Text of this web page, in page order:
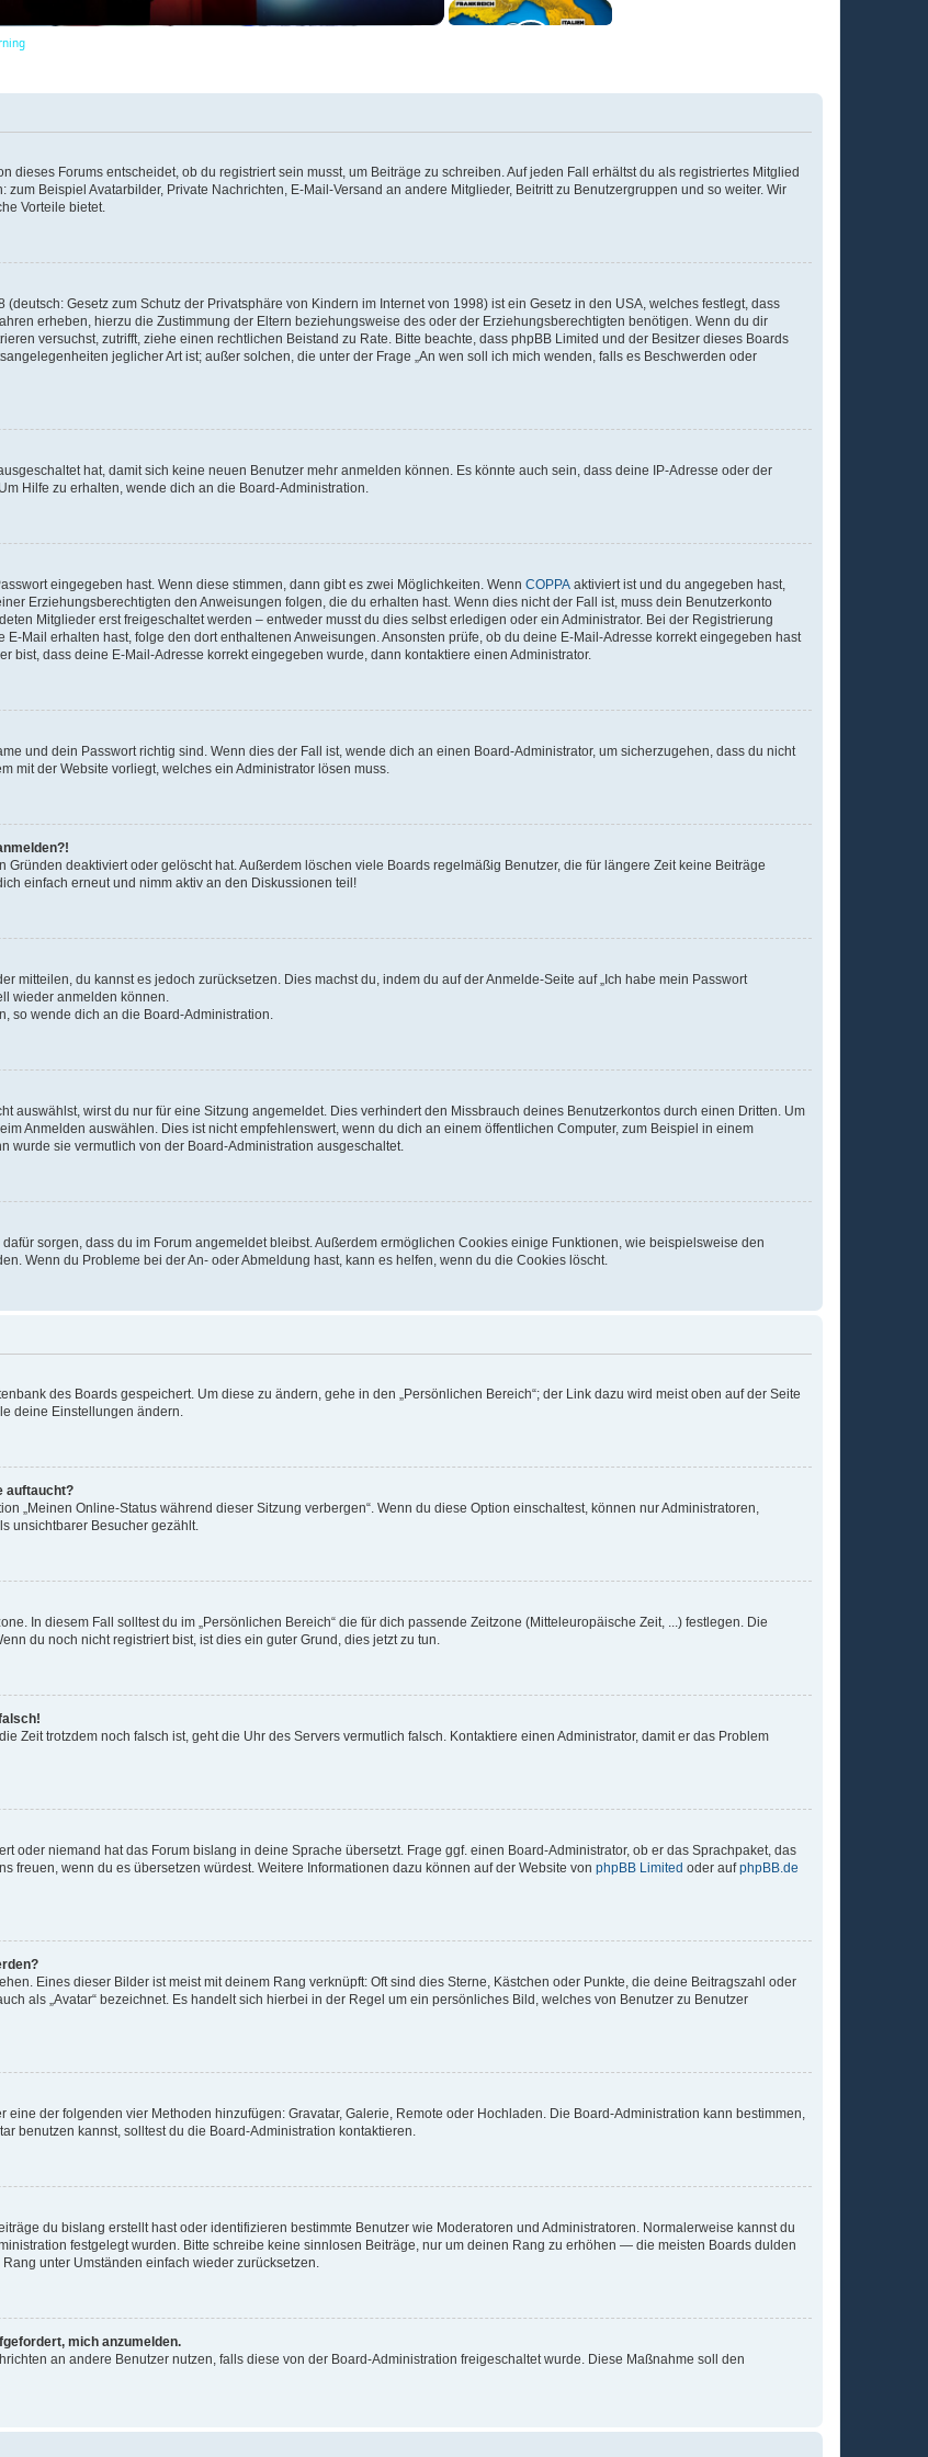
V
i
d
e
Forums entscheidet, ob du registriert sein musst, um Beiträge zu schreiben. Auf jeden Fall erhältst du als registriertes Mitglied
Beispiel Avatarbilder, Private Nachrichten, E-Mail-Versand an andere Mitglieder, Beitritt zu Benutzergruppen und so weiter. Wir
Vorteile bietet.
Gesetz zum Schutz der Privatsphäre von Kindern im Internet von 1998) ist ein Gesetz in den USA, welches festlegt, dass
erheben, hierzu die Zustimmung der Eltern beziehungsweise des oder der Erziehungsberechtigten benötigen. Wenn du dir
versuchst, zutrifft, ziehe einen rechtlichen Beistand zu Rate. Bitte beachte, dass phpBB Limited und der Besitzer dieses Boards
jeglicher Art ist; außer solchen, die unter der Frage „An wen soll ich mich wenden, falls es Beschwerden oder
hat, damit sich keine neuen Benutzer mehr anmelden können. Es könnte auch sein, dass deine IP-Adresse oder der
Hilfe zu erhalten, wende dich an die Board-Administration.
eingegeben hast. Wenn diese stimmen, dann gibt es zwei Möglichkeiten. Wenn COPPA aktiviert ist und du angegeben hast,
Erziehungsberechtigten den Anweisungen folgen, die du erhalten hast. Wenn dies nicht der Fall ist, muss dein Benutzerkonto
Mitglieder erst freigeschaltet werden – entweder musst du dies selbst erledigen oder ein Administrator. Bei der Registrierung
Mail erhalten hast, folge den dort enthaltenen Anweisungen. Ansonsten prüfe, ob du deine E-Mail-Adresse korrekt eingegeben hast
bist, dass deine E-Mail-Adresse korrekt eingegeben wurde, dann kontaktiere einen Administrator.
und dein Passwort richtig sind. Wenn dies der Fall ist, wende dich an einen Board-Administrator, um sicherzugehen, dass du nicht
mit der Website vorliegt, welches ein Administrator lösen muss.
deaktiviert oder gelöscht hat. Außerdem löschen viele Boards regelmäßig Benutzer, die für längere Zeit keine Beiträge
einfach erneut und nimm aktiv an den Diskussionen teil!
mitteilen, du kannst es jedoch zurücksetzen. Dies machst du, indem du auf der Anmelde-Seite auf „Ich habe mein Passwort
wieder anmelden können.
so wende dich an die Board-Administration.
auswählst, wirst du nur für eine Sitzung angemeldet. Dies verhindert den Missbrauch deines Benutzerkontos durch einen Dritten. Um
Anmelden auswählen. Dies ist nicht empfehlenswert, wenn du dich an einem öffentlichen Computer, zum Beispiel in einem
wurde sie vermutlich von der Board-Administration ausgeschaltet.
sorgen, dass du im Forum angemeldet bleibst. Außerdem ermöglichen Cookies einige Funktionen, wie beispielsweise den
Wenn du Probleme bei der An- oder Abmeldung hast, kann es helfen, wenn du die Cookies löscht.
des Boards gespeichert. Um diese zu ändern, gehe in den „Persönlichen Bereich“; der Link dazu wird meist oben auf der Seite
deine Einstellungen ändern.
auftaucht?
„Meinen Online-Status während dieser Sitzung verbergen“. Wenn du diese Option einschaltest, können nur Administratoren,
unsichtbarer Besucher gezählt.
In diesem Fall solltest du im „Persönlichen Bereich“ die für dich passende Zeitzone (Mitteleuropäische Zeit, ...) festlegen. Die
du noch nicht registriert bist, ist dies ein guter Grund, dies jetzt zu tun.
Zeit trotzdem noch falsch ist, geht die Uhr des Servers vermutlich falsch. Kontaktiere einen Administrator, damit er das Problem
oder niemand hat das Forum bislang in deine Sprache übersetzt. Frage ggf. einen Board-Administrator, ob er das Sprachpaket, das
freuen, wenn du es übersetzen würdest. Weitere Informationen dazu können auf der Website von phpBB Limited oder aufphpBB.de
Eines dieser Bilder ist meist mit deinem Rang verknüpft: Oft sind dies Sterne, Kästchen oder Punkte, die deine Beitragszahl oder
als „Avatar“ bezeichnet. Es handelt sich hierbei in der Regel um ein persönliches Bild, welches von Benutzer zu Benutzer
eine der folgenden vier Methoden hinzufügen: Gravatar, Galerie, Remote oder Hochladen. Die Board-Administration kann bestimmen,
benutzen kannst, solltest du die Board-Administration kontaktieren.
du bislang erstellt hast oder identifizieren bestimmte Benutzer wie Moderatoren und Administratoren. Normalerweise kannst du
festgelegt wurden. Bitte schreibe keine sinnlosen Beiträge, nur um deinen Rang zu erhöhen — die meisten Boards dulden
unter Umständen einfach wieder zurücksetzen.
mich anzumelden.
an andere Benutzer nutzen, falls diese von der Board-Administration freigeschaltet wurde. Diese Maßnahme soll den